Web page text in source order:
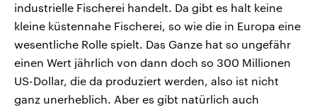
industrielle Fischerei handelt. Da gibt es halt keine
kleine küstennahe Fischerei, so wie die in Europa eine
wesentliche Rolle spielt. Das Ganze hat so ungefähr
einen Wert jährlich von dann doch so 300 Millionen
US-Dollar, die da produziert werden, also ist nicht
ganz unerheblich. Aber es gibt natürlich auch